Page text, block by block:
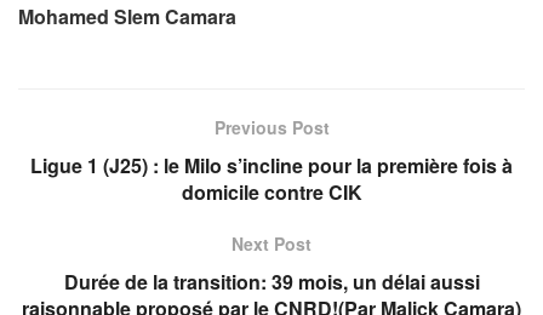
Mohamed Slem Camara
Previous Post
Ligue 1 (J25) : le Milo s’incline pour la première fois à
domicile contre CIK
Next Post
Durée de la transition: 39 mois, un délai aussi
raisonnable proposé par le CNRD!(Par Malick Camara)